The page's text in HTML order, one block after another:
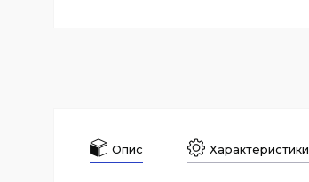
Опис Характеристики